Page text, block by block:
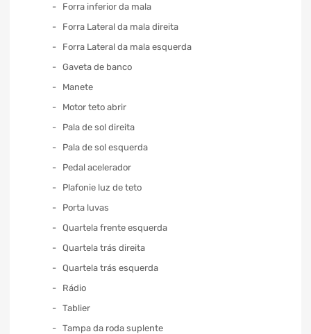
Forra inferior da mala
Forra Lateral da mala direita
Forra Lateral da mala esquerda
Gaveta de banco
Manete
Motor teto abrir
Pala de sol direita
Pala de sol esquerda
Pedal acelerador
Plafonie luz de teto
Porta luvas
Quartela frente esquerda
Quartela trás direita
Quartela trás esquerda
Rádio
Tablier
Tampa da roda suplente